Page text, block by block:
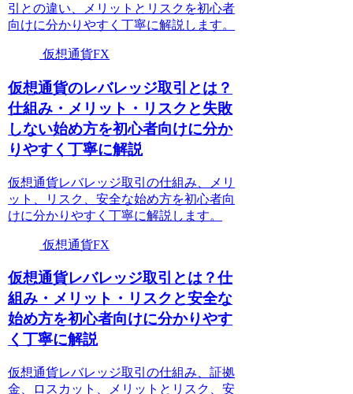
引との違い、メリットとリスクを初心者
向けに分かりやすく丁寧に解説します。
仮想通貨FX
仮想通貨のレバレッジ取引とは？
仕組み・メリット・リスクと失敗
しない始め方を初心者向けに分か
りやすく丁寧に解説
仮想通貨レバレッジ取引の仕組み、メリ
ット、リスク、安全な始め方を初心者向
けに分かりやすく丁寧に解説します。
仮想通貨FX
仮想通貨レバレッジ取引とは？仕
組み・メリット・リスクと安全な
始め方を初心者向けに分かりやす
く丁寧に解説
仮想通貨レバレッジ取引の仕組み、証拠
金、ロスカット、メリットとリスク、安